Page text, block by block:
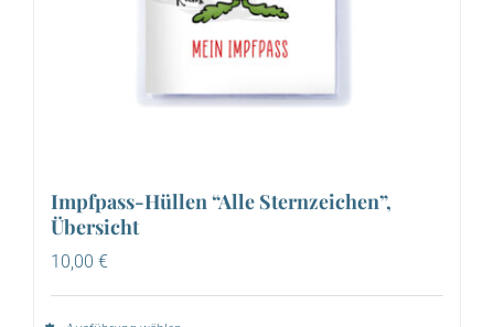
Impfpass-Hüllen “Alle Sternzeichen”,
Übersicht
10,00 €